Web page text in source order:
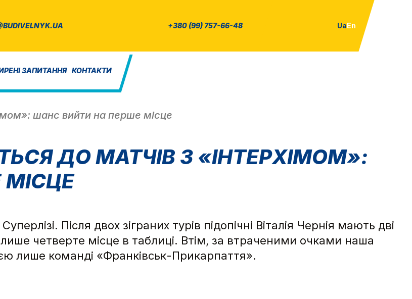
+380 (99) 757-66-48 UaEn
ЗАПИТАННЯ КОНТАКТИ
шанс вийти на перше місце
ДО МАТЧІВ З «ІНТЕРХІМОМ»:
Після двох зіграних турів підопічні Віталія Чернія мають дві
четверте місце в таблиці. Втім, за втраченими очками наша
лише команді «Франківськ-Прикарпаття».